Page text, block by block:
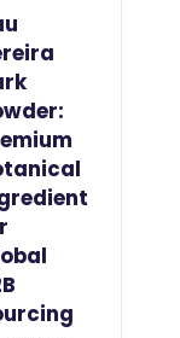
the
value
acai